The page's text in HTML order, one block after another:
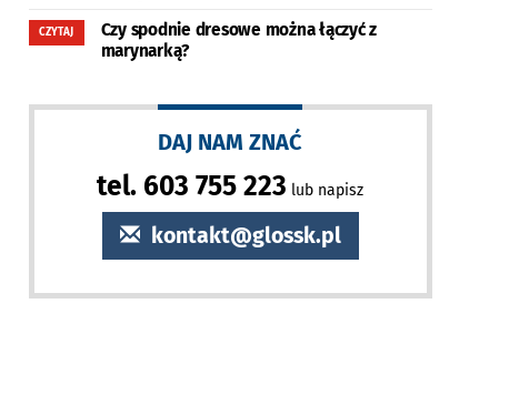
CZYTAJ
Czy spodnie dresowe można łączyć z
marynarką?
DAJ NAM ZNAĆ
tel. 603 755 223 lub napisz
kontakt@glossk.pl